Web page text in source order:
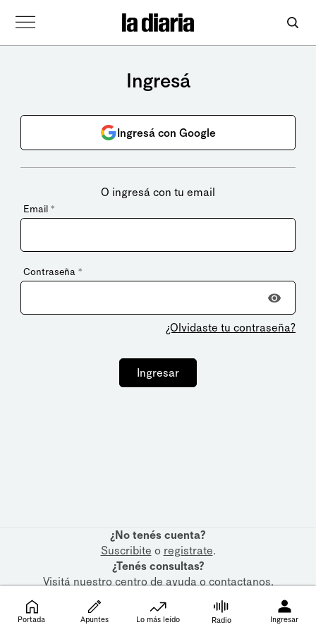
Ingresá
Ingresá con Google
O ingresá con tu email
Email *
Contraseña *
¿Olvidaste tu contraseña?
Ingresar
¿No tenés cuenta?
Suscribite o registrate.
¿Tenés consultas?
Visitá nuestrocentro de ayudaocontactanos.
Portada Apuntes Lo más leído Radio Ingresar